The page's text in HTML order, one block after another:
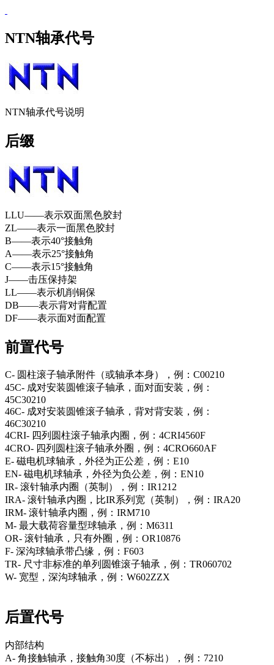
NTN轴承代号
NTN轴承代号说明
后缀
LLU——表示双面黑色胶封
ZL——表示一面黑色胶封
B——表示40°接触角
A——表示25°接触角
C——表示15°接触角
J——击压保持架
LL——表示机削铜保
DB——表示背对背配置
DF——表示面对面配置
前置代号
C- 圆柱滚子轴承附件（或轴承本身），例：C00210
45C- 成对安装圆锥滚子轴承，面对面安装，例：
45C30210
46C- 成对安装圆锥滚子轴承，背对背安装，例：
46C30210
4CRI- 四列圆柱滚子轴承内圈，例：4CRI4560F
4CRO- 四列圆柱滚子轴承外圈，例：4CRO660AF
E- 磁电机球轴承，外径为正公差，例：E10
EN- 磁电机球轴承，外径为负公差，例：EN10
IR- 滚针轴承内圈（英制），例：IR1212
IRA- 滚针轴承内圈，比IR系列宽（英制），例：IRA20
IRM- 滚针轴承内圈，例：IRM710
M- 最大载荷容量型球轴承，例：M6311
OR- 滚针轴承，只有外圈，例：OR10876
F- 深沟球轴承带凸缘，例：F603
TR- 尺寸非标准的单列圆锥滚子轴承，例：TR060702
W- 宽型，深沟球轴承，例：W602ZZX
后置代号
内部结构
A- 角接触轴承，接触角30度（不标出），例：7210